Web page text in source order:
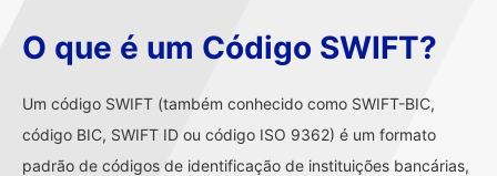
O que é um Código SWIFT?
Um código SWIFT (também conhecido como SWIFT-BIC,
código BIC, SWIFT ID ou código ISO 9362) é um formato
padrão de códigos de identificação de instituições bancárias,